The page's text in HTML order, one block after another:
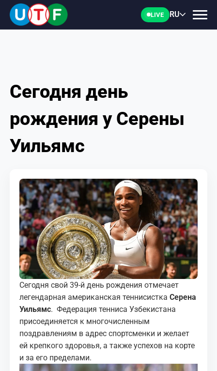
LIVE RU
ГЛАВНАЯ
ФТУ
НОВОСТИ
ПЕРСОНАЛИИ
МЕДИА
КОРТЫ
КОНТАКТЫ
UZ-PIN
Сегодня день
рождения у Серены
Уильямс
Сегодня свой 39-й день рождения отмечает
легендарная американская теннисистка Серена
Уильямс. Федерация тенниса Узбекистана
присоединяется к многочисленным
поздравлениям в адрес спортсменки и желает
ей крепкого здоровья, а также успехов на корте
и за его пределами.